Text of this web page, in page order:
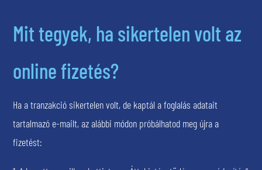
Mit tegyek, ha sikertelen volt az
online fizetés?
Ha a tranzakció sikertelen volt, de kaptál a foglalás adatait
tartalmazó e-mailt, az alábbi módon próbálhatod meg újra a
fizetést: